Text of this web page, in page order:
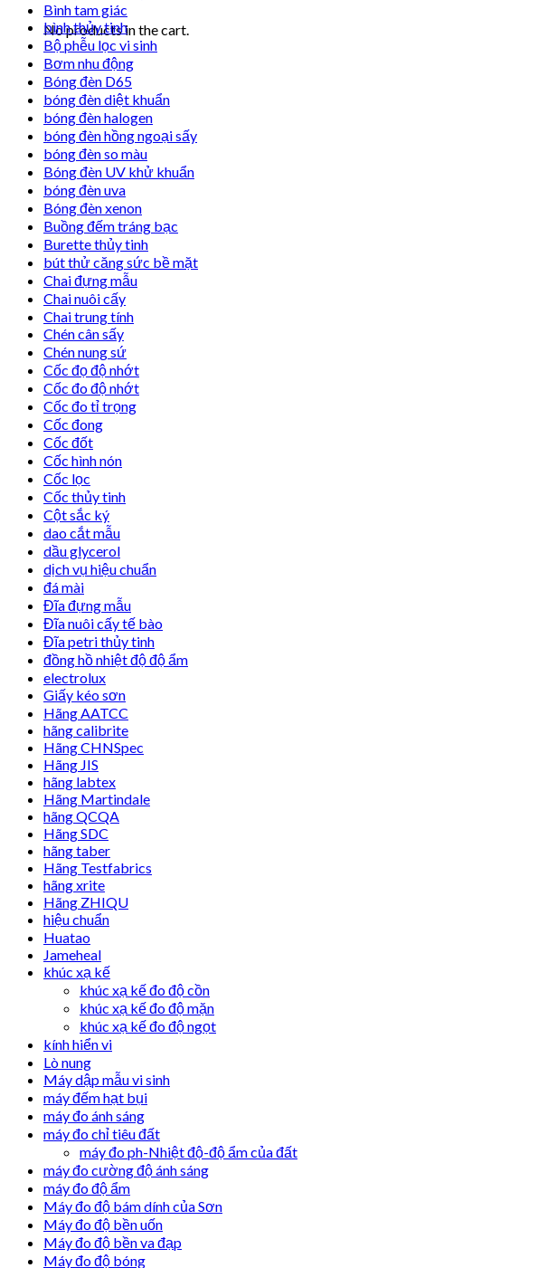
No products in the cart.
Bình tam giác
bình thủy tinh
Bộ phễu lọc vi sinh
Bơm nhu động
Bóng đèn D65
bóng đèn diệt khuẩn
bóng đèn halogen
bóng đèn hồng ngoại sấy
bóng đèn so màu
Bóng đèn UV khử khuẩn
bóng đèn uva
Bóng đèn xenon
Buồng đếm tráng bạc
Burette thủy tinh
bút thử căng sức bề mặt
Chai đựng mẫu
Chai nuôi cấy
Chai trung tính
Chén cân sấy
Chén nung sứ
Cốc đọ độ nhớt
Cốc đo độ nhớt
Cốc đo tỉ trọng
Cốc đong
Cốc đốt
Cốc hình nón
Cốc lọc
Cốc thủy tinh
Cột sắc ký
dao cắt mẫu
dầu glycerol
dịch vụ hiệu chuẩn
đá mài
Đĩa đựng mẫu
Đĩa nuôi cấy tế bào
Đĩa petri thủy tinh
đồng hồ nhiệt độ độ ẩm
electrolux
Giấy kéo sơn
Hãng AATCC
hãng calibrite
Hãng CHNSpec
Hãng JIS
hãng labtex
Hãng Martindale
hãng QCQA
Hãng SDC
hãng taber
Hãng Testfabrics
hãng xrite
Hãng ZHIQU
hiệu chuẩn
Huatao
Jameheal
khúc xạ kế
khúc xạ kế đo độ cồn
khúc xạ kế đo độ mặn
khúc xạ kế đo độ ngọt
kính hiển vi
Lò nung
Máy dập mẫu vi sinh
máy đếm hạt bụi
máy đo ánh sáng
máy đo chỉ tiêu đất
máy đo ph-Nhiệt độ-độ ẩm của đất
máy đo cường độ ánh sáng
máy đo độ ẩm
Máy đo độ bám dính của Sơn
Máy đo độ bền uốn
Máy đo độ bền va đạp
Máy đo độ bóng